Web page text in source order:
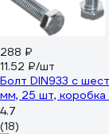
288 ₽
11.52 ₽/шт
Болт DIN933 с
мм, 25 шт,
4.7
(18)